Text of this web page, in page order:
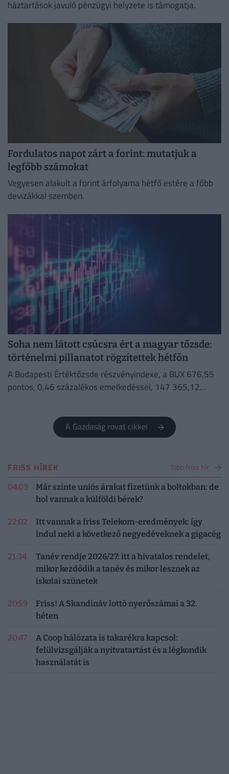
háztartások javuló pénzügyi helyzete is támogatja.
Fordulatos napot zárt a forint: mutatjuk a
legfőbb számokat
Vegyesen alakult a forint árfolyama hétfő estére a főbb
devizákkal szemben.
Soha nem látott csúcsra ért a magyar tőzsde:
történelmi pillanatot rögzítettek hétfőn
A Budapesti Értéktőzsde részvényindexe, a BUX 676,55
pontos, 0,46 százalékos emelkedéssel, 147 365,12
A Gazdaság rovat cikkei
FRISS HÍREK Több friss hír
04:03
Már szinte uniós árakat fizetünk a boltokban: de
hol vannak a külföldi bérek?
22:02
Itt vannak a friss Telekom-eredmények: így
indul neki a következő negyedéveknek a gigacég
21:34
Tanév rendje 2026/27: itt a hivatalos rendelet,
mikor kezdődik a tanév és mikor lesznek az
iskolai szünetek
20:59
Friss! A Skandináv lottó nyerőszámai a 32.
héten
20:47
A Coop hálózata is takarékra kapcsol:
felülvizsgálják a nyitvatartást és a légkondik
használatát is